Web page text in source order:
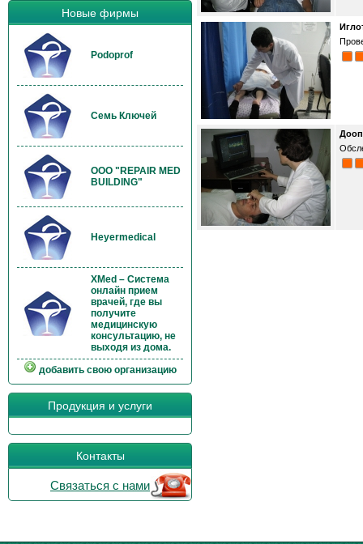
Новые фирмы
Podoprof
Семь Ключей
OOO "REPAIR MED
BUILDING"
Heyermedical
XMed – Система
онлайн прием
врачей, где вы
получите
медицинскую
консультацию, не
выходя из дома.
добавить свою организацию
Продукция и услуги
Контакты
Связаться с нами